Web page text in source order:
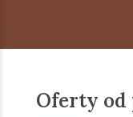
Oferty od